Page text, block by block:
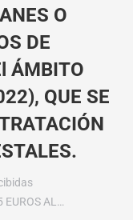
O
DE
ÁMBITO
QUE SE
EUROS AL…